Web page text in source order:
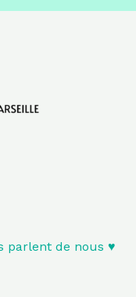
parlent de nous ♥️